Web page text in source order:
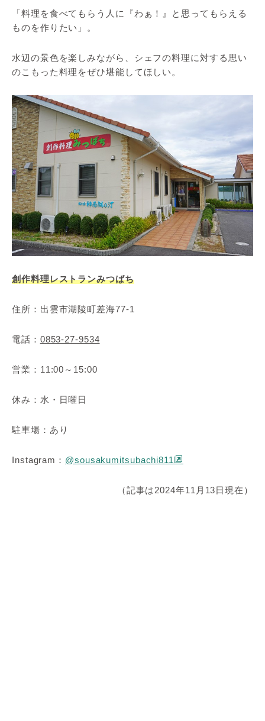
「料理を食べてもらう人に『わぁ！』と思ってもらえる
ものを作りたい」。
水辺の景色を楽しみながら、シェフの料理に対する思い
のこもった料理をぜひ堪能してほしい。
創作料理レストランみつばち
住所：出雲市湖陵町差海77-1
電話： 0853-27-9534
営業：11:00～15:00
休み：水・日曜日
駐車場：あり
Instagram： @sousakumitsubachi811
（記事は2024年11月13日現在）